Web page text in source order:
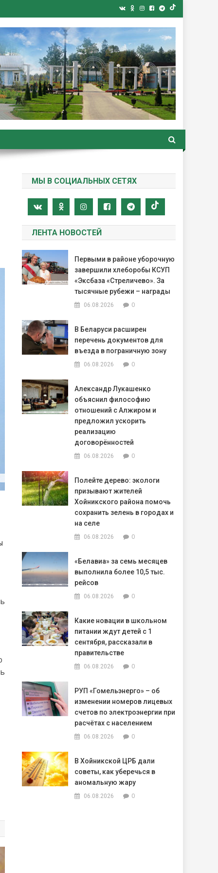
газета
МЫ В СОЦИАЛЬНЫХ СЕТЯХ
ЛЕНТА НОВОСТЕЙ
Первыми в районе уборочную
завершили хлеборобы КСУП
«Эксбаза «Стреличево». За
тысячные рубежи – награды
06.08.2026 0
В Беларуси расширен
перечень документов для
въезда в пограничную зону
06.08.2026 0
Александр Лукашенко
объяснил философию
отношений с Алжиром и
предложил ускорить
реализацию
договорённостей
06.08.2026 0
Полейте дерево: экологи
призывают жителей
Хойникского района помочь
сохранить зелень в городах и
на селе
06.08.2026 0
«Белавиа» за семь месяцев
выполнила более 10,5 тыс.
рейсов
06.08.2026 0
Какие новации в школьном
питании ждут детей с 1
сентября, рассказали в
правительстве
06.08.2026 0
РУП «Гомельэнерго» – об
изменении номеров лицевых
счетов по электроэнергии при
расчётах с населением
06.08.2026 0
В Хойникской ЦРБ дали
советы, как уберечься в
аномальную жару
06.08.2026 0